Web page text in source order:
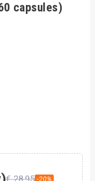
capsules)
€ 28,95 -20%